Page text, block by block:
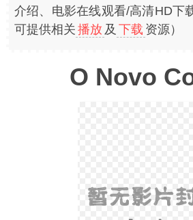
介绍、电影在线观看/高清HD下
可提供相关 播放 及 下载 资源）
O Novo